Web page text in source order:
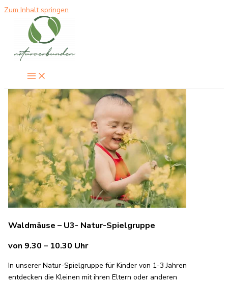
Zum Inhalt springen
Waldmäuse – U3- Natur-Spielgruppe
von 9.30 – 10.30 Uhr
In unserer Natur-Spielgruppe für Kinder von 1-3 Jahren
entdecken die Kleinen mit ihren Eltern oder anderen